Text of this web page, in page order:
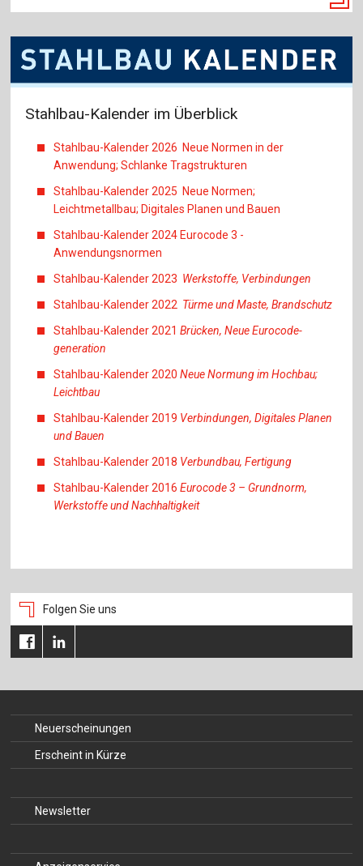
Stahlbau-Kalender im Überblick
Stahlbau-Kalender 2026 Neue Normen in der
Anwendung; Schlanke Tragstrukturen
Stahlbau-Kalender 2025 Neue Normen;
Leichtmetallbau; Digitales Planen und Bauen
Stahlbau-Kalender 2024 Eurocode 3 -
Anwendungsnormen
Stahlbau-Kalender 2023 Werkstoffe, Verbindungen
Stahlbau-Kalender 2022 Türme und Maste, Brandschutz
Stahlbau-Kalender 2021Brücken, Neue Eurocode-
generation
Stahlbau-Kalender 2020Neue Normung im Hochbau;
Leichtbau
Stahlbau-Kalender 2019 Verbindungen, Digitales Planen
und Bauen
Stahlbau-Kalender 2018 Verbundbau, Fertigung
Stahlbau-Kalender 2016Eurocode 3 – Grundnorm,
Werkstoffe und Nachhaltigkeit
Folgen Sie uns
Neuerscheinungen
Erscheint in Kürze
Newsletter